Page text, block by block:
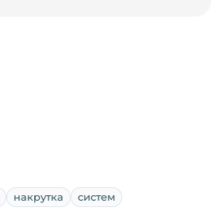
накрутка систем